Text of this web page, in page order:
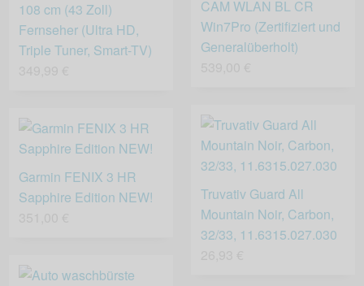
CAM WLAN BL CR
Win7Pro (Zertifiziert und
Generalüberholt)
108 cm (43 Zoll)
Fernseher (Ultra HD,
Triple Tuner, Smart-TV)
Truvativ Guard All
Mountain Noir, Carbon,
32/33, 11.6315.027.030
Garmin FENIX 3 HR
Sapphire Edition NEW!